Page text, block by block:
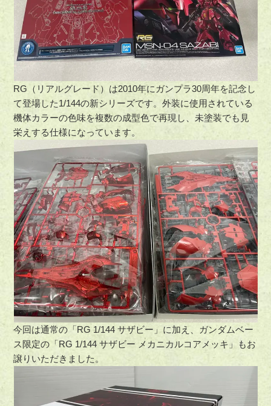
RG（リアルグレード）は2010年にガンプラ30周年を記念し
て登場した1/144の新シリーズです。外装に使用されている
機体カラーの色味を複数の成型色で再現し、未塗装でも見
栄えする仕様になっています。
今回は通常の「RG 1/144 サザビー」に加え、ガンダムベー
ス限定の「RG 1/144 サザビー メカニカルコアメッキ」もお
譲りいただきました。